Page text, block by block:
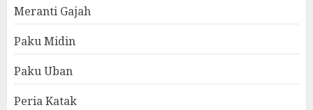
Meranti Gajah
Paku Midin
Paku Uban
Peria Katak